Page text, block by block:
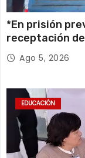
*En prisión
receptación
millones*
Ago 5, 2026
EDUCACIÓN